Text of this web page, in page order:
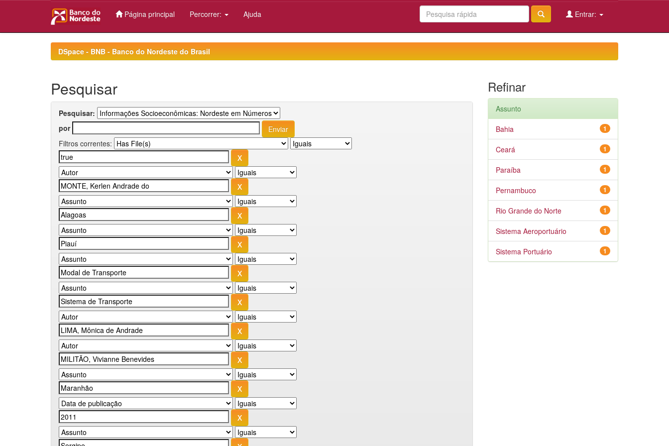
Página principal Percorrer: Ajuda Entrar:
DSpace - BNB - Banco do Nordeste do Brasil
Pesquisar
Pesquisar:
por
Filtros correntes:
Refinar
Assunto
1
Bahia
1
Ceará
1
Paraíba
1
Pernambuco
1
Rio Grande do Norte
1
Sistema Aeroportuário
1
Sistema Portuário